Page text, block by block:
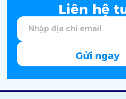
Liên hệ
Gửi ngay